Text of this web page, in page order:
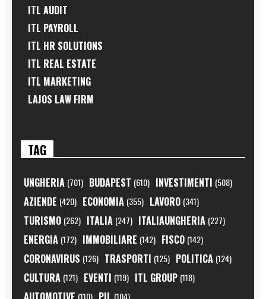
ITL AUDIT
ITL PAYROLL
ITL HR SOLUTIONS
ITL REAL ESTATE
ITL MARKETING
LAJOS LAW FIRM
TAG
UNGHERIA (701) BUDAPEST (610) INVESTIMENTI (508)
AZIENDE (420) ECONOMIA (355) LAVORO (341)
TURISMO (262) ITALIA (247) ITALIAUNGHERIA (227)
ENERGIA (172) IMMOBILIARE (142) FISCO (142)
CORONAVIRUS (126) TRASPORTI (125) POLITICA (124)
CULTURA (121) EVENTI (119) ITL GROUP (118)
(110) (104)